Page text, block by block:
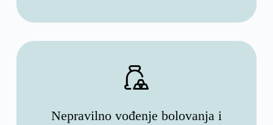
Nepravilno vođenje bolovanja i